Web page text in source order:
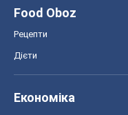
Food Oboz
Рецепти
Дієти
Економіка